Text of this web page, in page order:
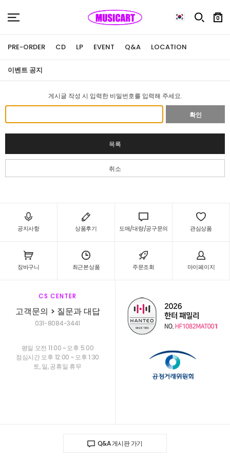
0
PRE-ORDER CD LP EVENT Q&A LOCATION
이벤트 공지
게시글 작성 시 입력한 비밀번호를 입력해 주세요.
확인
목록
취소
공지사항 상품후기 도매/대량/공구문의 관심상품
장바구니 최근본상품 주문조회 마이페이지
CS CENTER
고객문의 > 질문과 대답
031-8084-3441
평일 오전 11:00 ~ 오후 5:00
점심시간 오후 12:00 ~ 오후 1:30
토, 일, 공휴일 휴무
Q&A 게시판 가기